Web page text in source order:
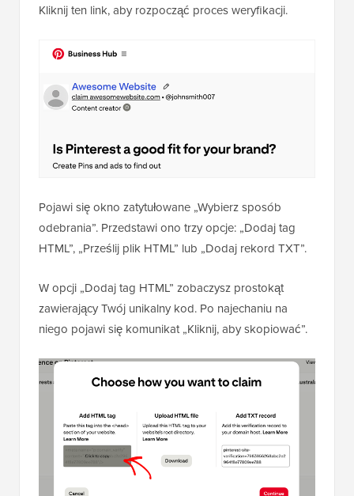
Kliknij ten link, aby rozpocząć proces weryfikacji.
Pojawi się okno zatytułowane „Wybierz sposób
odebrania”. Przedstawi ono trzy opcje: „Dodaj tag
HTML”, „Prześlij plik HTML” lub „Dodaj rekord TXT”.
W opcji „Dodaj tag HTML” zobaczysz prostokąt
zawierający Twój unikalny kod. Po najechaniu na
niego pojawi się komunikat „Kliknij, aby skopiować”.